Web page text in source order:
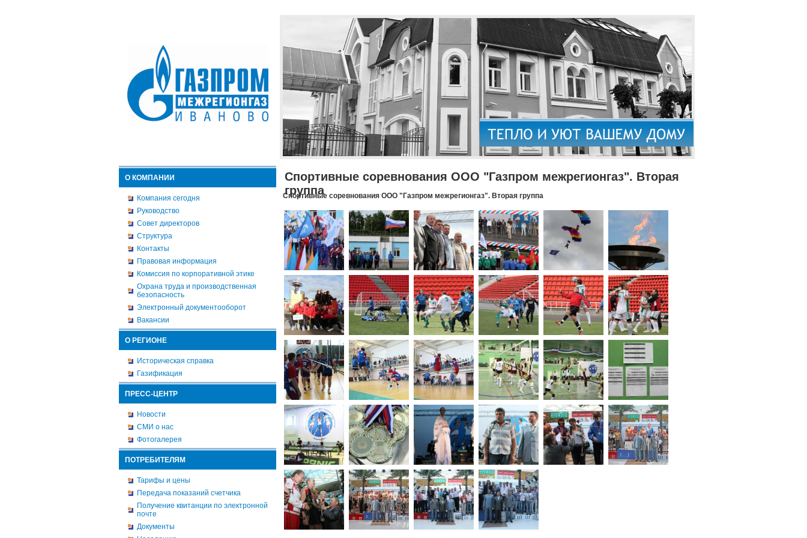
О КОМПАНИИ
Компания сегодня
Руководство
Совет директоров
Структура
Контакты
Правовая информация
Комиссия по корпоративной этике
Охрана труда и производственная
безопасность
Электронный документооборот
Вакансии
О РЕГИОНЕ
Историческая справка
Газификация
ПРЕСС-ЦЕНТР
Новости
СМИ о нас
Фотогалерея
ПОТРЕБИТЕЛЯМ
Тарифы и цены
Передача показаний счетчика
Получение квитанции по электронной
почте
Документы
Спортивные соревнования ООО "Газпром межрегионгаз". Вторая
группа
Спортивные соревнования ООО "Газпром межрегионгаз". Вторая группа